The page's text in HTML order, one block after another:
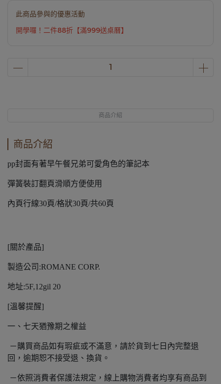
此商品參與的優惠活動
開學囉！二件88折【滿999送桌曆】
商品介紹
商品介紹
pp封面有著早午餐兄弟可愛角色的筆記本
彈簧裝訂翻頁滑順方便使用
內頁行線30頁/格狀30頁/共60頁
[關於產品]
製造公司:ROMANE CORP.
地址:5F,12gil 20
[溫馨提醒]
一、七天猶豫期之權益
－購買商品如有瑕疵或不滿意，請於貨到七日內完整退
回，逾期恕不接受退、換貨。
－依照消費者保護法規定，線上購物消費者均享有商品到